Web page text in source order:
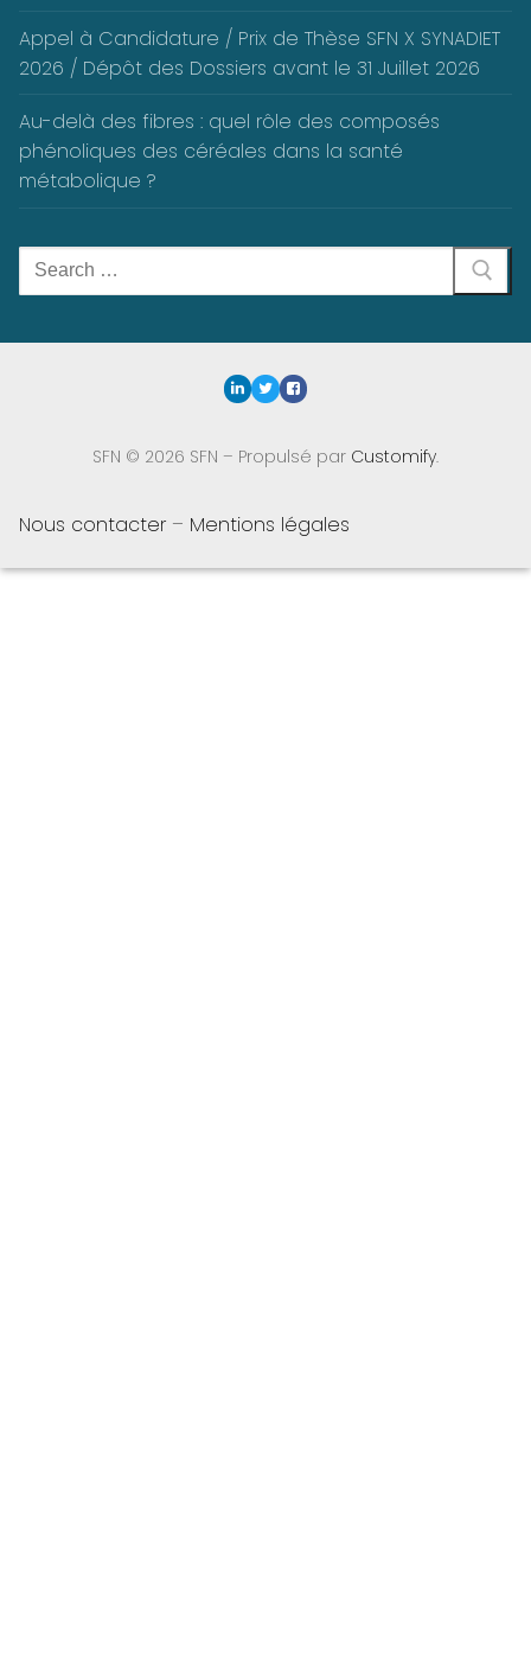
Appel à Candidature / Prix de Thèse SFN X SYNADIET
2026 / Dépôt des Dossiers avant le 31 Juillet 2026
Au-delà des fibres : quel rôle des composés
phénoliques des céréales dans la santé
métabolique ?
Rechercher
:
SFN © 2026 SFN – Propulsé par Customify.
Nous contacter – Mentions légales